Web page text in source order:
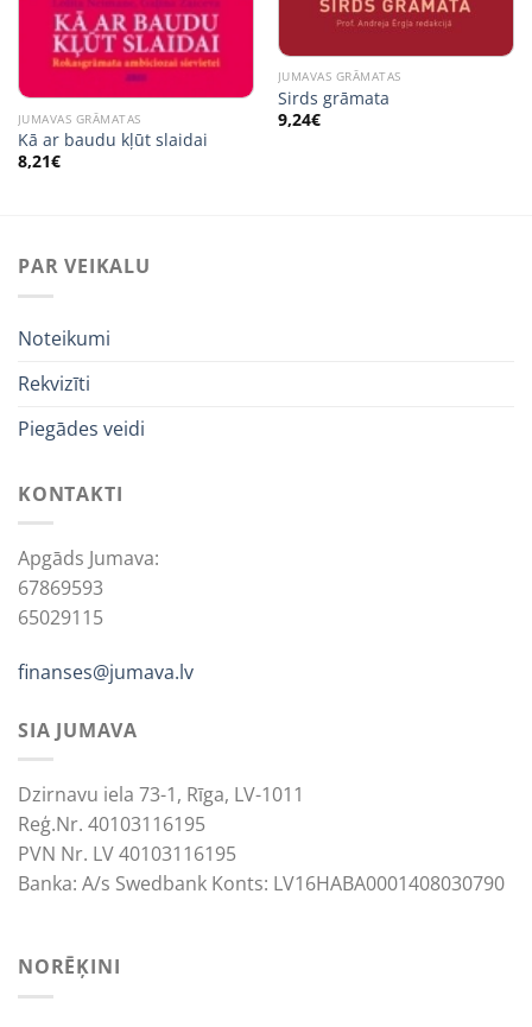
JUMAVAS GRĀMATAS
Kā ar baudu kļūt slaidai
8,21€
JUMAVAS GRĀMATAS
Sirds grāmata
9,24€
PAR VEIKALU
Noteikumi
Rekvizīti
Piegādes veidi
KONTAKTI
Apgāds Jumava:
67869593
65029115
finanses@jumava.lv
SIA JUMAVA
Dzirnavu iela 73-1, Rīga, LV-1011
Reģ.Nr. 40103116195
PVN Nr. LV 40103116195
Banka: A/s Swedbank Konts: LV16HABA0001408030790
NORĒĶINI